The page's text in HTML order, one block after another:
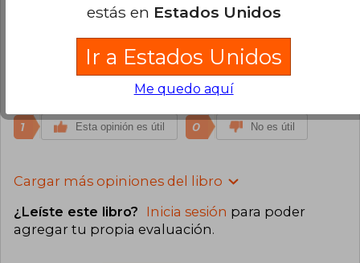
Esta opinión es útil 0 No es útil
John Bustos
Lunes 24 de Junio, 2024
Compra Verificada
1 Esta opinión es útil 0 No es útil
Cargar más opiniones del libro
¿Leíste este libro? Inicia sesión para poder
agregar tu propia evaluación.
estás en Estados Unidos
Ir a Estados Unidos
Me quedo aquí